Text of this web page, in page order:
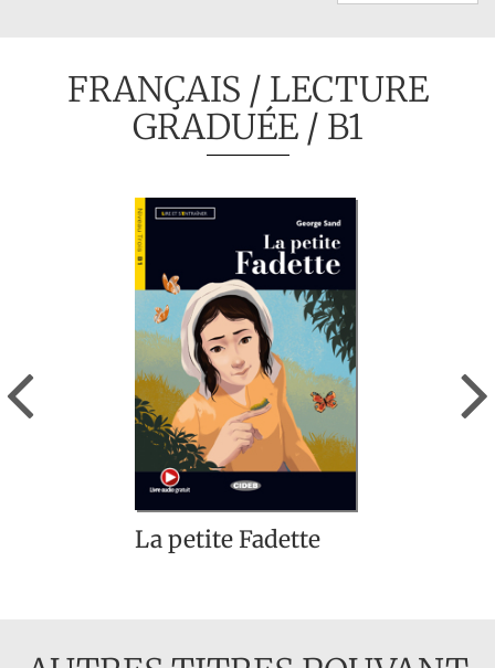
FRANÇAIS / LECTURE
GRADUÉE/ B1
La petite Fadette
Previous